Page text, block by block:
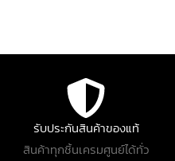
รับประกันสินค้าของแท้
สินค้าทุกชิ้นเครมศูนย์ได้ทั่ว